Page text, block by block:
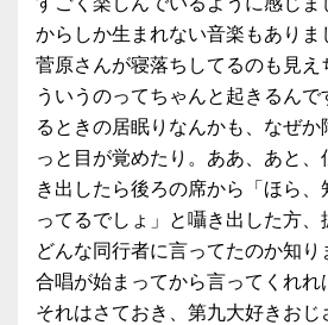
からしか生まれない音楽もありま
菅原さんが寝落ちしてるのも見え
ういうのってちゃんと起きるんで
るときの居眠りなんかも、なぜ
っと目が覚めたり。ああ、あと
き出したら後ろの席から「ほら
ってるでしょ」と囁き出した方
どんな同行者に言ってたのか知
合唱が始まってから言ってくれれ
それはさておき、第九大好きお